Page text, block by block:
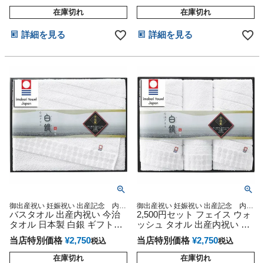
在庫切れ
詳細を見る
在庫切れ
詳細を見る
御出産祝い 妊娠祝い 出産記念 内祝
い 今治タオル
バスタオル 出産内祝い 今治
タオル 日本製 白銀 ギフトセ
ット 内祝い 内祝
当店特別価格 ¥2,750税込
在庫切れ
御出産祝い 妊娠祝い 出産記念 内祝
い 今治タオル
2,500円セット フェイス ウォ
ッシュ タオル 出産内祝い 今
治タオル
当店特別価格 ¥2,750税込
在庫切れ